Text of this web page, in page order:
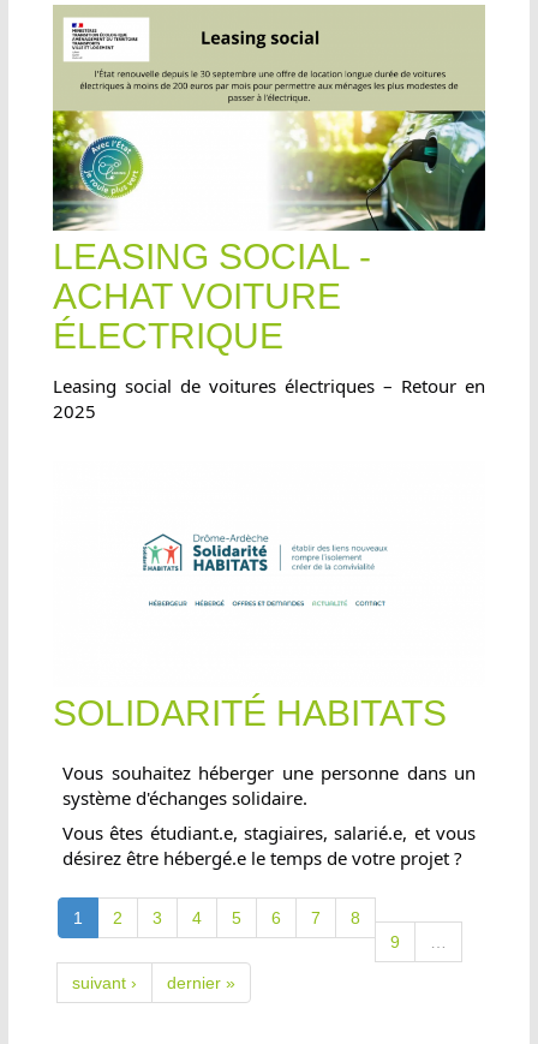
LEASING SOCIAL -
ACHAT VOITURE
ÉLECTRIQUE
Leasing social de voitures électriques – Retour en
2025
SOLIDARITÉ HABITATS
Vous souhaitez héberger une personne dans un
système d'échanges solidaire.
Vous êtes étudiant.e, stagiaires, salarié.e, et vous
désirez être hébergé.e le temps de votre projet ?
1 2 3 4 5 6 7
8
9
…
suivant › dernier »